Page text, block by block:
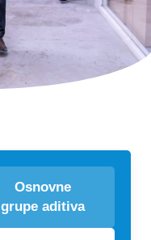
Osnovne
grupe aditiva